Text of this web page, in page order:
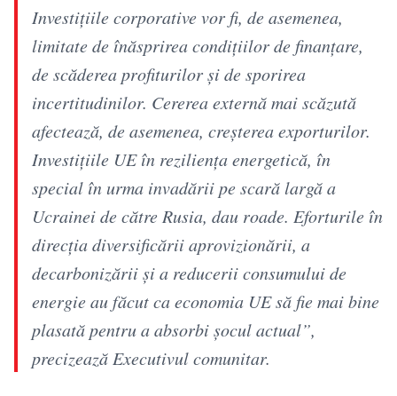
Investiţiile corporative vor fi, de asemenea,
limitate de înăsprirea condiţiilor de finanţare,
de scăderea profiturilor şi de sporirea
incertitudinilor. Cererea externă mai scăzută
afectează, de asemenea, creşterea exporturilor.
Investiţiile UE în rezilienţa energetică, în
special în urma invadării pe scară largă a
Ucrainei de către Rusia, dau roade. Eforturile în
direcţia diversificării aprovizionării, a
decarbonizării şi a reducerii consumului de
energie au făcut ca economia UE să fie mai bine
plasată pentru a absorbi şocul actual”,
precizează Executivul comunitar.